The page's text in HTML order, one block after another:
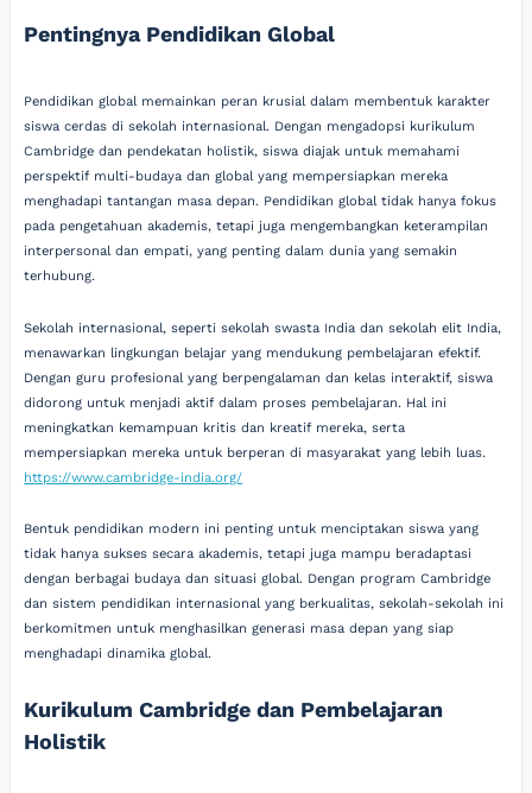
Pentingnya Pendidikan Global
Pendidikan global memainkan peran krusial dalam membentuk karakter
siswa cerdas di sekolah internasional. Dengan mengadopsi kurikulum
Cambridge dan pendekatan holistik, siswa diajak untuk memahami
perspektif multi-budaya dan global yang mempersiapkan mereka
menghadapi tantangan masa depan. Pendidikan global tidak hanya fokus
pada pengetahuan akademis, tetapi juga mengembangkan keterampilan
interpersonal dan empati, yang penting dalam dunia yang semakin
terhubung.
Sekolah internasional, seperti sekolah swasta India dan sekolah elit India,
menawarkan lingkungan belajar yang mendukung pembelajaran efektif.
Dengan guru profesional yang berpengalaman dan kelas interaktif, siswa
didorong untuk menjadi aktif dalam proses pembelajaran. Hal ini
meningkatkan kemampuan kritis dan kreatif mereka, serta
mempersiapkan mereka untuk berperan di masyarakat yang lebih luas.
https://www.cambridge-india.org/
Bentuk pendidikan modern ini penting untuk menciptakan siswa yang
tidak hanya sukses secara akademis, tetapi juga mampu beradaptasi
dengan berbagai budaya dan situasi global. Dengan program Cambridge
dan sistem pendidikan internasional yang berkualitas, sekolah-sekolah ini
berkomitmen untuk menghasilkan generasi masa depan yang siap
menghadapi dinamika global.
Kurikulum Cambridge dan Pembelajaran
Holistik